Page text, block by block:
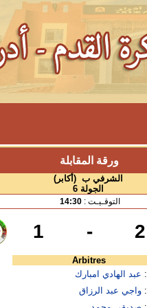
ورقة المقابلة
الشرفي ب (أكابر)
الجولة 6
التوقـيـت : 14:30
2
-
1
Arbitres
: عبد الهادي امبارك
: واجي عبد الرزاق